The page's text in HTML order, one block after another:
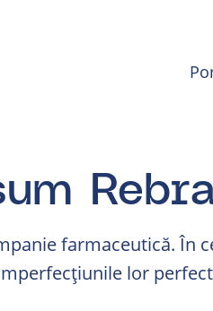
farmaceutică. În
lor